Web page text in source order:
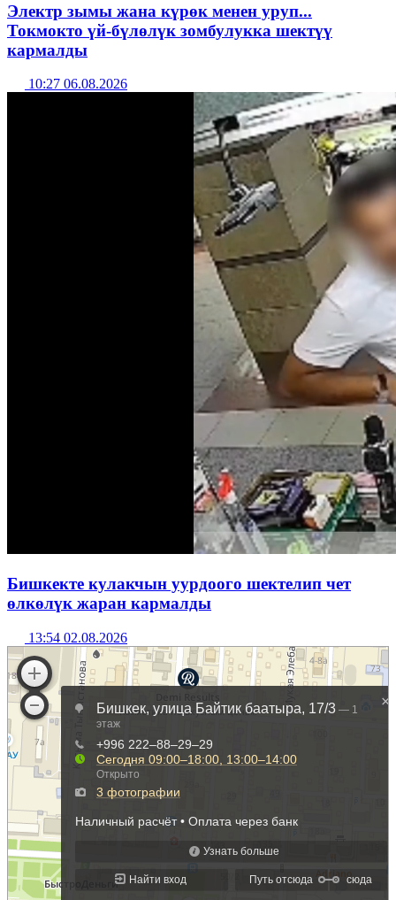
Электр зымы жана күрөк менен уруп...
Токмокто үй-бүлөлүк зомбулукка шектүү
кармалды
10:27 06.08.2026
Бишкекте кулакчын уурдоого шектелип чет
өлкөлүк жаран кармалды
13:54 02.08.2026